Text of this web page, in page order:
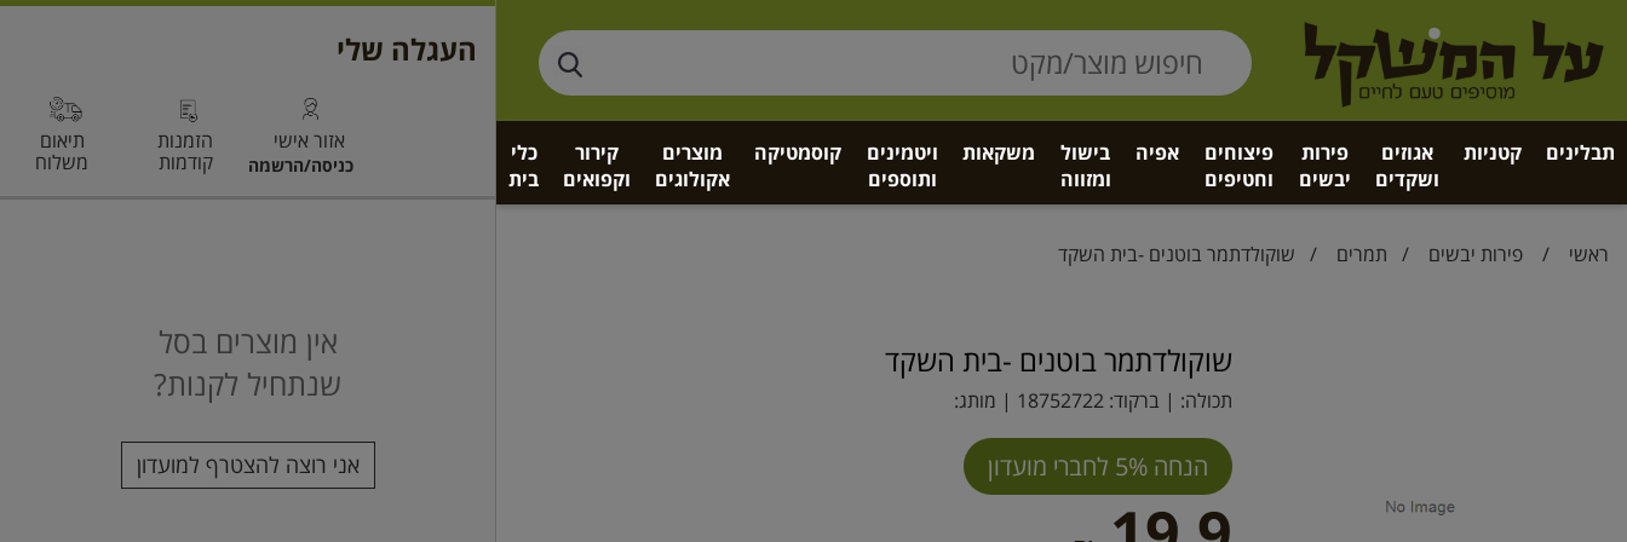
תבלינים קטניות
אגוזים
ושקדים
פירות
יבשים
פיצוחים
וחטיפים
אפיה
בישול
ומזווה
משקאות
ויטמינים
ותוספים
קוסמטיקה
מוצרים
אקולוגים
קירור
וקפואים
כלי
בית
ראשי / פירות יבשים / תמרים / שוקולדתמר בוטנים -בית השקד
שוקולדתמר בוטנים -בית השקד
תכולה: | ברקוד:18752722 | מותג:
הנחה 5% לחברי מועדון